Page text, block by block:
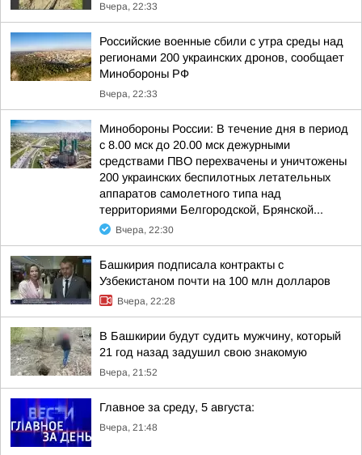
Вчера, 22:33
Российские военные сбили с утра среды над
регионами 200 украинских дронов, сообщает
Минобороны РФ
Вчера, 22:33
Минобороны России: В течение дня в период
с 8.00 мск до 20.00 мск дежурными
средствами ПВО перехвачены и уничтожены
200 украинских беспилотных летательных
аппаратов самолетного типа над
территориями Белгородской, Брянской...
Вчера, 22:30
Башкирия подписала контракты с
Узбекистаном почти на 100 млн долларов
Вчера, 22:28
В Башкирии будут судить мужчину, который
21 год назад задушил свою знакомую
Вчера, 21:52
Главное за среду, 5 августа:
Вчера, 21:48